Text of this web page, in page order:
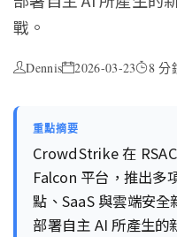
戰。
Dennis 2026-03-23 8 分
重點摘要
CrowdStrike 在
Falcon 平台，推出多
點、SaaS 與雲端安
部署自主 AI 所產生的